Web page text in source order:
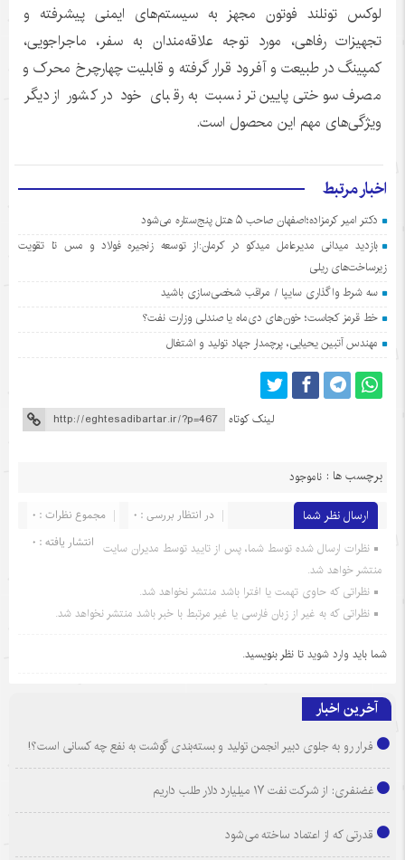
لوکس تونلند فوتون مجهز به سیستم‌های ایمنی پیشرفته و
تجهیزات رفاهی، مورد توجه علاقه‌مندان به سفر، ماجراجویی،
کمپینگ در طبیعت و آفرود قرار گرفته و قابلیت چهارچرخ محرک و
مصرف سوختی پایین‌تر نسبت به رقبای خود در کشور از دیگر
ویژگی‌های مهم این محصول است.
اخبار مرتبط
دکتر امیر کرمزاده؛اصفهان صاحب ۵ هتل پنج‌ستاره می‌شود
بازدید میدانی مدیرعامل میدکو در کرمان:از توسعه زنجیره فولاد و مس تا تقویت
زیرساخت‌های ریلی
سه شرط واگذاری سایپا / مراقب شخصی‌سازی باشید
خط قرمز کجاست؛ خون‌های دی‌ماه یا صندلی وزارت نفت؟
مهندس آتبین یحیایی، پرچمدار جهاد تولید و اشتغال
لینک کوتاه
برچسب ها : ناموجود
ارسال نظر شما مجموع نظرات : 0
در انتظار بررسی : 0
انتشار یافته : 0 نظرات ارسال شده توسط شما، پس از تایید توسط مدیران سایت
منتشر خواهد شد.
نظراتی که حاوی تهمت یا افترا باشد منتشر نخواهد شد.
نظراتی که به غیر از زبان فارسی یا غیر مرتبط با خبر باشد منتشر نخواهد شد.
شما باید وارد شوید تا نظر بنویسید.
آخرین اخبار
فرار رو به جلوی دبیر انجمن تولید و بسته‌بندی گوشت به نفع چه کسانی است؟!
غضنفری: از شرکت نفت ۱۷ میلیارد دلار طلب داریم
قدرتی که از اعتماد ساخته می‌شود